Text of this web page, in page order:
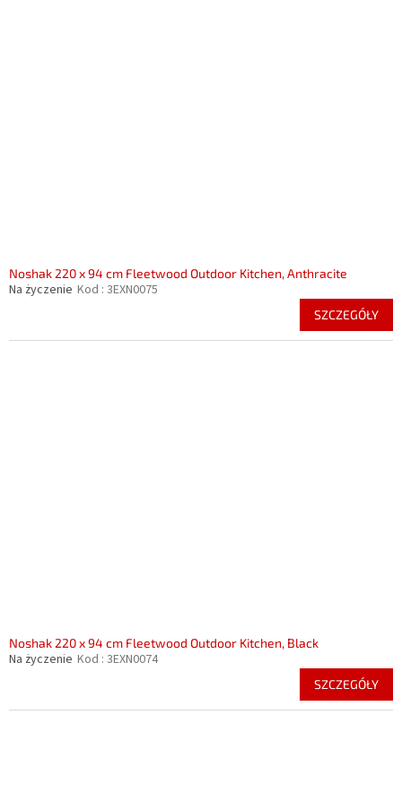
Noshak 220 x 94 cm Fleetwood Outdoor Kitchen, Anthracite
Na życzenie Kod : 3EXN0075
SZCZEGÓŁY
Noshak 220 x 94 cm Fleetwood Outdoor Kitchen, Black
Na życzenie Kod : 3EXN0074
SZCZEGÓŁY